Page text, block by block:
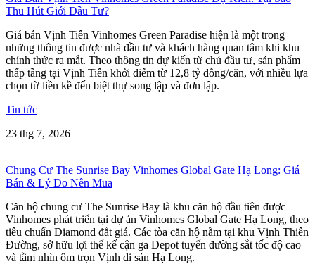
Thu Hút Giới Đầu Tư?
Giá bán Vịnh Tiên Vinhomes Green Paradise hiện là một trong
những thông tin được nhà đầu tư và khách hàng quan tâm khi khu
chính thức ra mắt. Theo thông tin dự kiến từ chủ đầu tư, sản phẩm
thấp tầng tại Vịnh Tiên khởi điểm từ 12,8 tỷ đồng/căn, với nhiều lựa
chọn từ liền kề đến biệt thự song lập và đơn lập.
Tin tức
23 thg 7, 2026
Chung Cư The Sunrise Bay Vinhomes Global Gate Hạ Long: Giá
Bán & Lý Do Nên Mua
Căn hộ chung cư The Sunrise Bay là khu căn hộ đầu tiên được
Vinhomes phát triển tại dự án Vinhomes Global Gate Hạ Long, theo
tiêu chuẩn Diamond đắt giá. Các tòa căn hộ nằm tại khu Vịnh Thiên
Đường, sở hữu lợi thế kế cận ga Depot tuyến đường sắt tốc độ cao
và tầm nhìn ôm trọn Vịnh di sản Hạ Long.